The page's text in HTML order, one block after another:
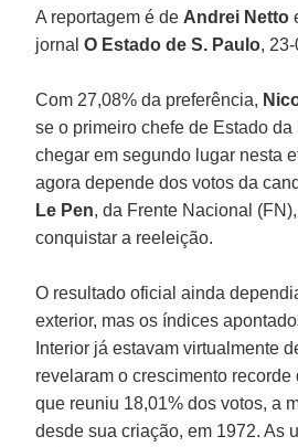
A reportagem é de Andrei Netto
jornalO Estado de S. Paulo,
Com 27,08% da preferência,
se o primeiro chefe de Estado
chegar em segundo lugar nesta
agora depende dos votos da
Le Pen, da Frente Nacional
conquistar a reeleição.
O resultado oficial ainda
exterior, mas os índices
Interior já estavam virtualmente
revelaram o crescimento recorde
que reuniu 18,01% dos votos, a
desde sua criação, em 1972. As